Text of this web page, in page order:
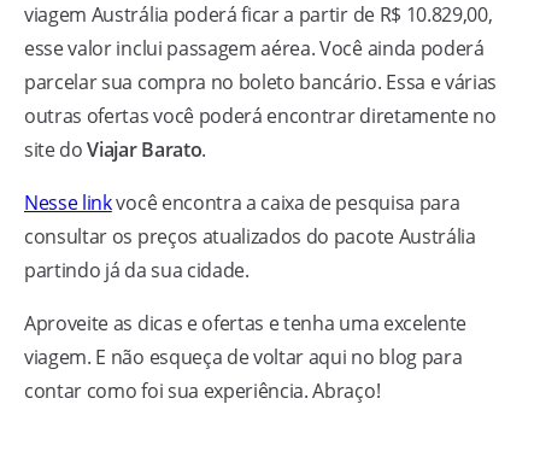
viagem Austrália poderá ficar a partir de R$ 10.829,00,
esse valor inclui passagem aérea. Você ainda poderá
parcelar sua compra no boleto bancário. Essa e várias
outras ofertas você poderá encontrar diretamente no
site doViajar Barato.
Nesse linkvocê encontra a caixa de pesquisa para
consultar os preços atualizados do pacote Austrália
partindo já da sua cidade.
Aproveite as dicas e ofertas e tenha uma excelente
viagem. E não esqueça de voltar aqui no blog para
contar como foi sua experiência. Abraço!